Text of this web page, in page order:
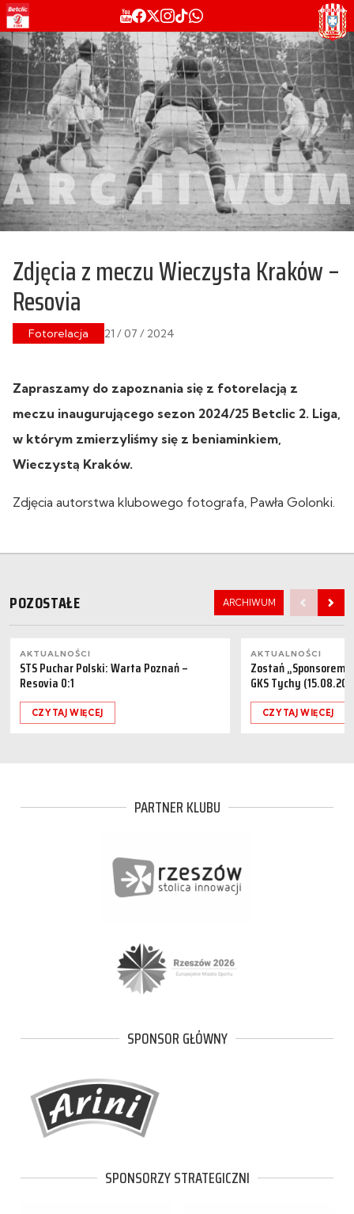
Zdjęcia z meczu Wieczysta Kraków –
Resovia
Fotorelacja 21 / 07 / 2024
Zapraszamy do zapoznania się z fotorelacją z
meczu inaugurującego sezon 2024/25 Betclic 2. Liga,
w którym zmierzyliśmy się z beniaminkiem,
Wieczystą Kraków.
Zdjęcia autorstwa klubowego fotografa, Pawła Golonki.
POZOSTAŁE ARCHIWUM
AKTUALNOŚCI
STS Puchar Polski: Warta Poznań –
Resovia 0:1
CZYTAJ WIĘCEJ
AKTUALNOŚCI
Zostań „Sponsorem
GKS Tychy
CZYTAJ WIĘCEJ
PARTNER KLUBU
SPONSOR GŁÓWNY
SPONSORZY STRATEGICZNI